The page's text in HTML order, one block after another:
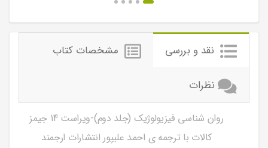
نقد و بررسی مشخصات کتاب
نظرات
روان شناسی فیزیولوژیک (جلد دوم)-ویراست 14 جیمز
کالات با ترجمه ی احمد علیپور انتشارات ارجمند